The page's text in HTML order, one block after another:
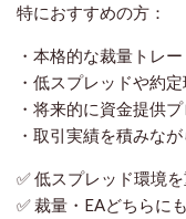
特におすすめの方：
・本格的な裁量トレ
・低スプレッドや約
・将来的に資金提供
・取引実績を積みな
✅ 低スプレッド環境
✅ 裁量・EAどちらに